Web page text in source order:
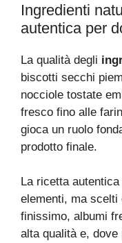
Ingredienti
autentica per
La qualità degli
biscotti secchi
nocciole tostate
fresco fino alle
gioca un ruolo
prodotto finale.
La ricetta autentica
elementi, ma
finissimo, albumi
alta qualità e,